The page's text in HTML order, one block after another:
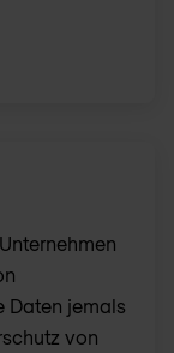
Daten jemals
von